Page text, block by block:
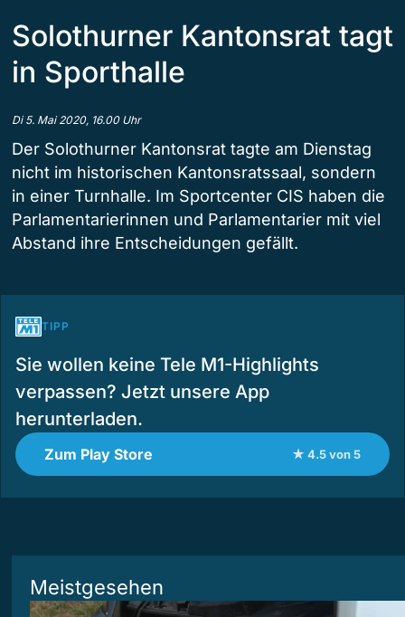
Solothurner Kantonsrat tagt
in Sporthalle
Di 5. Mai 2020, 16.00 Uhr
Der Solothurner Kantonsrat tagte am Dienstag
nicht im historischen Kantonsratssaal, sondern
in einer Turnhalle. Im Sportcenter CIS haben die
Parlamentarierinnen und Parlamentarier mit viel
Abstand ihre Entscheidungen gefällt.
TIPP
Sie wollen keine Tele M1-Highlights
verpassen? Jetzt unsere App
herunterladen.
Zum Play Store ★ 4.5 von 5
Meistgesehen